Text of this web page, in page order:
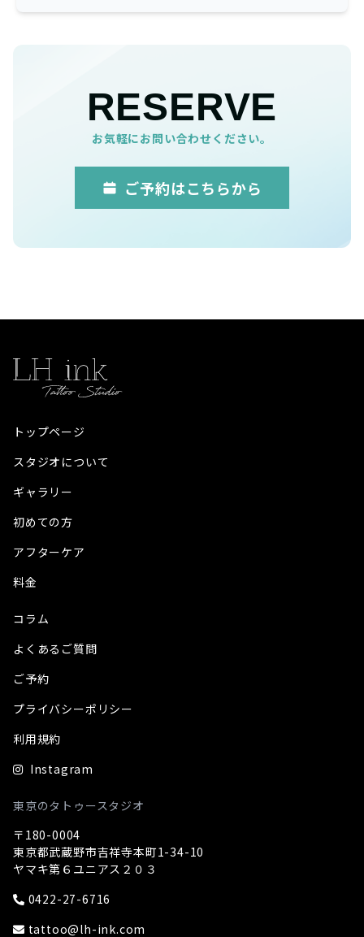
RESERVE
お気軽にお問い合わせください。
ご予約はこちらから
トップページ
スタジオについて
ギャラリー
初めての方
アフターケア
料金
コラム
よくあるご質問
ご予約
プライバシーポリシー
利用規約
Instagram
東京のタトゥースタジオ
〒180-0004
東京都武蔵野市吉祥寺本町1-34-10
ヤマキ第６ユニアス２０３
0422-27-6716
tattoo@lh-ink.com